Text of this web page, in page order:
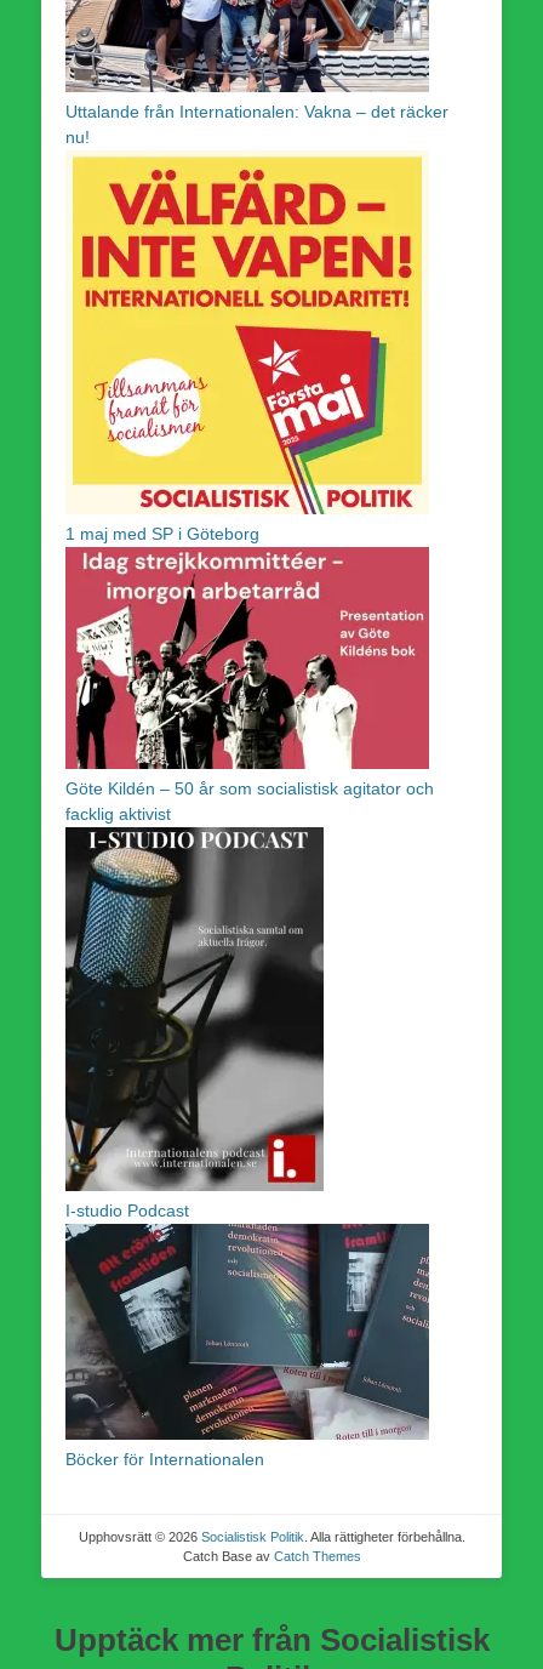
Uttalande från Internationalen: Vakna – det räcker
nu!
1 maj med SP i Göteborg
Göte Kildén – 50 år som socialistisk agitator och
facklig aktivist
I-studio Podcast
Böcker för Internationalen
Upphovsrätt © 2026 Socialistisk Politik . Alla rättigheter förbehållna.
Catch Base av Catch Themes
Upptäck mer från Socialistisk